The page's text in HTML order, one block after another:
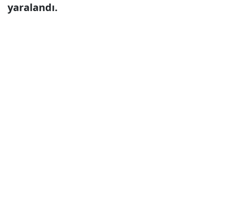
yaralandı.